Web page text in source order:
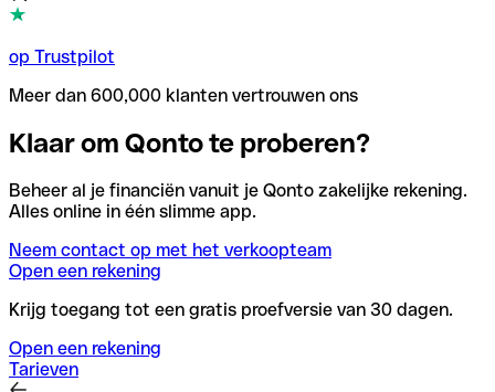
op Trustpilot
Meer dan 600,000 klanten vertrouwen ons
Klaar om Qonto te proberen?
Beheer al je financiën vanuit je Qonto zakelijke rekening.
Alles online in één slimme app.
Neem contact op met het verkoopteam
Open een rekening
Krijg toegang tot een gratis proefversie van 30 dagen.
Open een rekening
Tarieven